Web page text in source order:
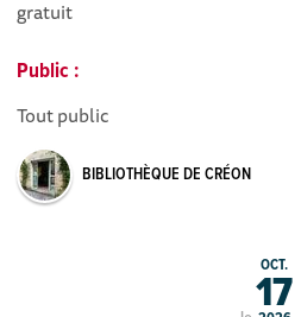
gratuit
Public :
Tout public
BIBLIOTHÈQUE DE CRÉON
OCT.
17